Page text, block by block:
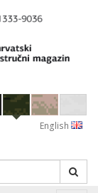
English